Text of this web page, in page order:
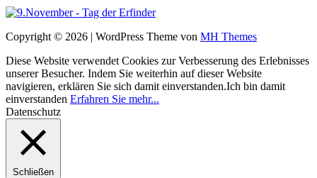
Copyright © 2026 | WordPress Theme von MH Themes
Diese Website verwendet Cookies zur Verbesserung des Erlebnisses
unserer Besucher. Indem Sie weiterhin auf dieser Website
navigieren, erklären Sie sich damit einverstanden.Ich bin damit
einverstanden Erfahren Sie mehr...
Datenschutz
Schließen